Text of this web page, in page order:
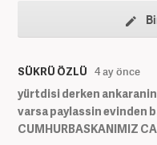
SÜKRÜ ÖZLÜ 4 ay önce
yürtdisi derken
varsa paylassin evinden
CUMHURBASKANIMIZ